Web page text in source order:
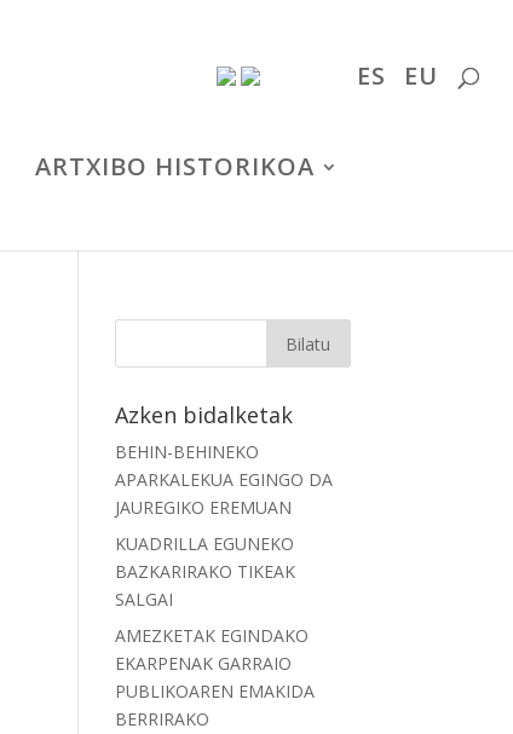
ARTXIBO HISTORIKOA
EU
ES
Azken bidalketak
BEHIN-BEHINEKO
APARKALEKUA EGINGO DA
JAUREGIKO EREMUAN
KUADRILLA EGUNEKO
BAZKARIRAKO TIKEAK
SALGAI
AMEZKETAK EGINDAKO
EKARPENAK GARRAIO
PUBLIKOAREN EMAKIDA
BERRIRAKO